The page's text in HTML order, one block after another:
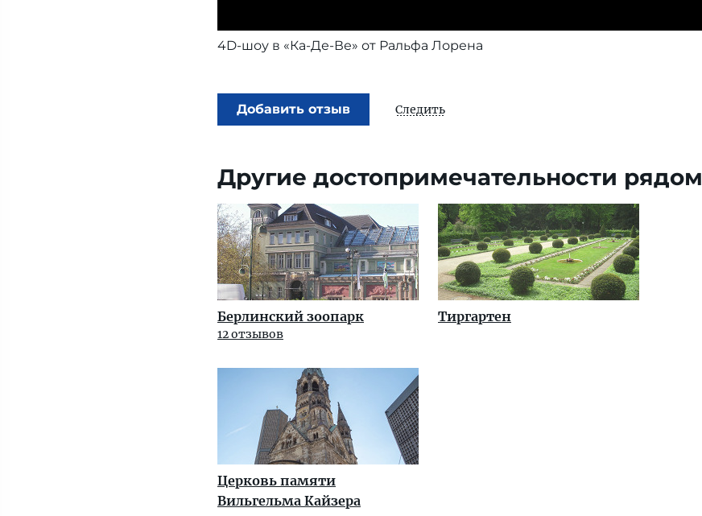
4D-шоу в «Ка-Де-Ве» от Ральфа Лорена
Добавить отзыв Следить
Другие достопримечательности рядом
Берлинский зоопарк
12 отзывов
Тиргартен
Церковь памяти
Вильгельма Кайзера